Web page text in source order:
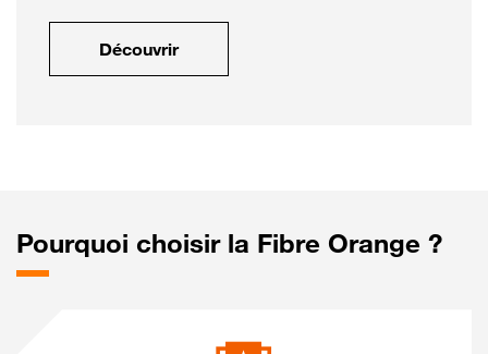
Découvrir
Pourquoi choisir la Fibre Orange ?